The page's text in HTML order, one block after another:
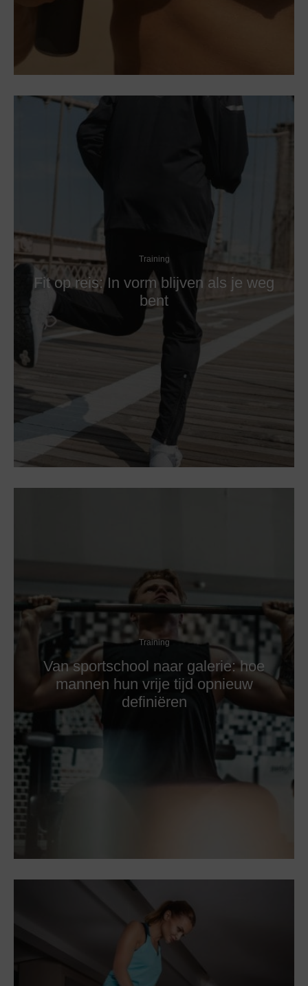
Training
Fit op reis: In vorm blijven als je weg
bent
Training
Van sportschool naar galerie: hoe
mannen hun vrije tijd opnieuw
definiëren